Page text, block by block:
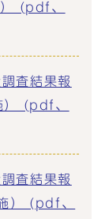
(pdf、
査結果報
） (pdf、
査結果報
） (pdf、